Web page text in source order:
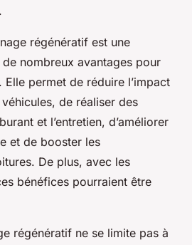
régénératif est une
nombreux avantages pour
permet de réduire l’impact
de réaliser des
et l’entretien, d’améliorer
et de booster les
De plus, avec les
bénéfices pourraient être
régénératif ne se limite pas à